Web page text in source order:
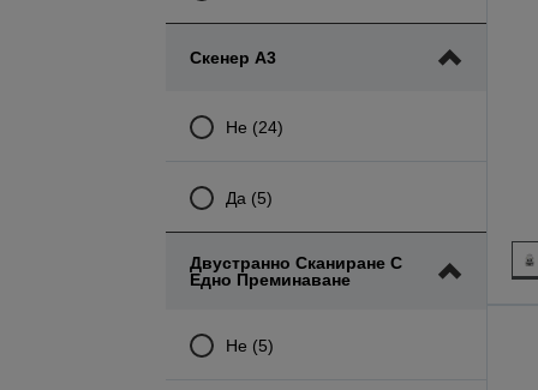
Скенер А3
Не (24)
Да (5)
Двустранно Сканиране С
Едно Преминаване
Не (5)